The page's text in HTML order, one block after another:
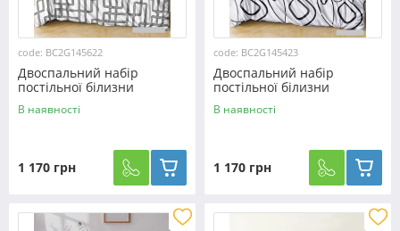
code: BC2G145622
Двоспальний набір
постільної білизни
180*220 із Бязі "Gold" з
простирадлом на резинці
В наявності
1 170 грн
code: BC2G145423
Двоспальний набір
постільної білизни
180*220 із Бязі "Gold" з
простирадлом на резинці
В наявності
1 170 грн